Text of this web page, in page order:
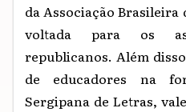
da Associação Brasileira
voltada para os
republicanos. Além
de educadores na
Sergipana de Letras,